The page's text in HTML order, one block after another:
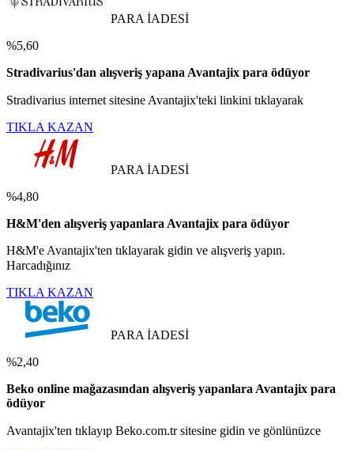
PARA İADESİ
%5,60
Stradivarius'dan alışveriş yapana Avantajix para ödüyor
Stradivarius internet sitesine Avantajix'teki linkini tıklayarak
TIKLA KAZAN
PARA İADESİ
%4,80
H&M'den alışveriş yapanlara Avantajix para ödüyor
H&M'e Avantajix'ten tıklayarak gidin ve alışveriş yapın.
Harcadığınız
TIKLA KAZAN
PARA İADESİ
%2,40
Beko online mağazasından alışveriş yapanlara Avantajix para
ödüyor
Avantajix'ten tıklayıp Beko.com.tr sitesine gidin ve gönlünüzce